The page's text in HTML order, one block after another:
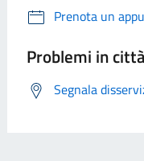
Prenota un
Problemi in città
Segnala